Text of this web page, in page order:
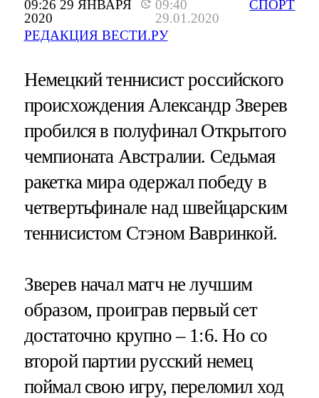
09:26 29 ЯНВАРЯ
2020
09:40
29.01.2020
РЕДАКЦИЯ ВЕСТИ.РУ
СПОРТ
Немецкий теннисист российского
происхождения Александр Зверев
пробился в полуфинал Открытого
чемпионата Австралии. Седьмая
ракетка мира одержал победу в
четвертьфинале над швейцарским
теннисистом Стэном Вавринкой.
Зверев начал матч не лучшим
образом, проиграв первый сет
достаточно крупно – 1:6. Но со
второй партии русский немец
поймал свою игру, переломил ход